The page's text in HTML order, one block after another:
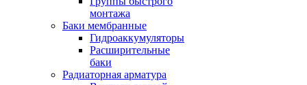
монтажа
Баки мембранные
Гидроаккумуляторы
Расширительные
баки
Радиаторная арматура